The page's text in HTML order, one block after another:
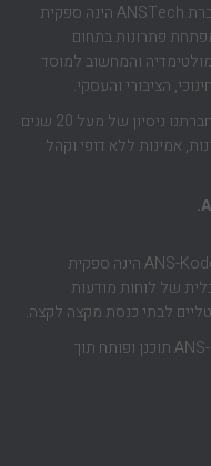
חברת ANSTech הינה ספקית
פתרונות בתחום
והמחשוב למוסד
הציבורי והעסקי.
לחברתנו ניסיון של מעל 20 שנים
אמינות ללא דופי וקהל
ANS-Kodesh הינה ספקית
של לוחות מודעות
לבתי כנסת מקצה לקצה.
סל הפתרונות והשירותים של חברת ANS-Kodesh תוכנן ופותח תוך